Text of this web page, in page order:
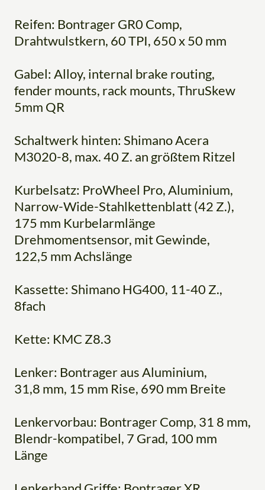
Reifen: Bontrager GR0 Comp,
Drahtwulstkern, 60 TPI, 650 x 50 mm
Gabel: Alloy, internal brake routing,
fender mounts, rack mounts, ThruSkew
5mm QR
Schaltwerk hinten: Shimano Acera
M3020-8, max. 40 Z. an größtem Ritzel
Kurbelsatz: ProWheel Pro, Aluminium,
Narrow-Wide-Stahlkettenblatt (42 Z.),
175 mm Kurbelarmlänge
Drehmomentsensor, mit Gewinde,
122,5 mm Achslänge
Kassette: Shimano HG400, 11-40 Z.,
8fach
Kette: KMC Z8.3
Lenker: Bontrager aus Aluminium,
31,8 mm, 15 mm Rise, 690 mm Breite
Lenkervorbau: Bontrager Comp, 31 8 mm,
Blendr-kompatibel, 7 Grad, 100 mm
Länge